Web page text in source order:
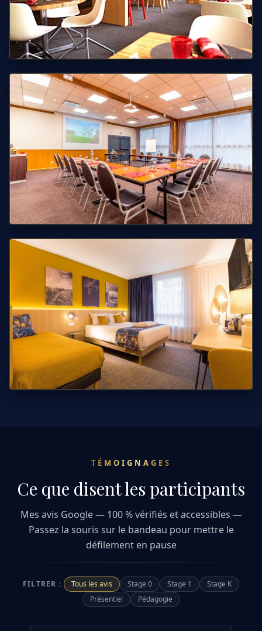
TÉMOIGNAGES
Ce que disent les participants
Mes avis Google — 100 % vérifiés et accessibles —
Passez la souris sur le bandeau pour mettre le
défilement en pause
FILTRER : Tous les avis Stage 0 Stage 1
Stage K
Présentiel
Pédagogie